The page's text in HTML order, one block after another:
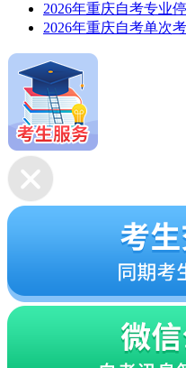
2026年重庆自考专业
2026年重庆自考单次